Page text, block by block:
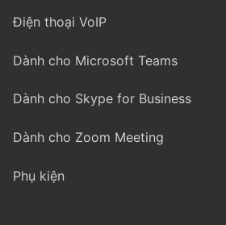
Điện thoại VoIP
Dành cho Microsoft Teams
Dành cho Skype for Business
Dành cho Zoom Meeting
Phụ kiện